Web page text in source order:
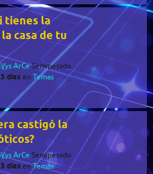
tienes la
casa de tu
ArCe Semipesado
3 días en Temas
castigó la
ArCe Semipesado
3 días enTemas